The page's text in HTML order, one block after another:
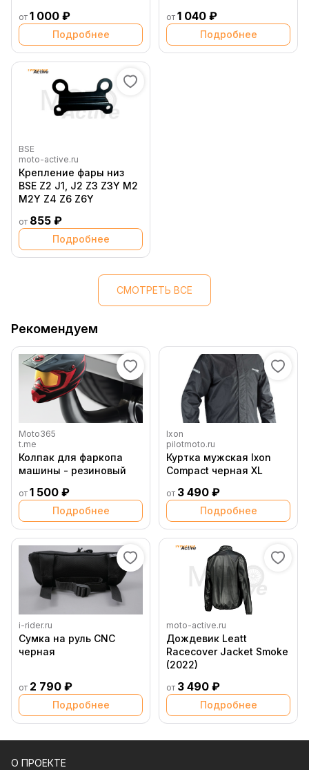
от 1 000 ₽
Подробнее
от 1 040 ₽
Подробнее
BSE
moto-active.ru
Крепление фары низ
BSE Z2 J1, J2 Z3 Z3Y M2
M2Y Z4 Z6 Z6Y
от 855 ₽
Подробнее
СМОТРЕТЬ ВСЕ
Рекомендуем
Moto365
t.me
Колпак для фаркопа
машины - резиновый
от 1 500 ₽
Подробнее
Ixon
pilotmoto.ru
Куртка мужская Ixon
Compact черная XL
от 3 490 ₽
Подробнее
i-rider.ru
Сумка на руль CNC
черная
от 2 790 ₽
Подробнее
moto-active.ru
Дождевик Leatt
Racecover Jacket Smoke
(2022)
от 3 490 ₽
Подробнее
О ПРОЕКТЕ